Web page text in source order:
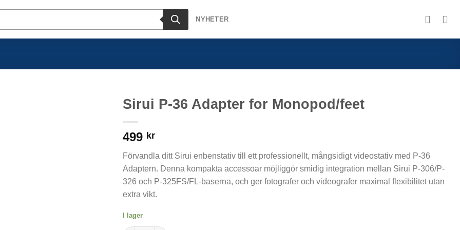
NYHETER
Sirui P-36 Adapter for Monopod/feet
499 kr
Förvandla ditt Sirui enbenstativ till ett professionellt, mångsidigt videostativ med P-36
Adaptern. Denna kompakta accessoar möjliggör smidig integration mellan Sirui P-306/P-
326 och P-325FS/FL-baserna, och ger fotografer och videografer maximal flexibilitet utan
extra vikt.
I lager